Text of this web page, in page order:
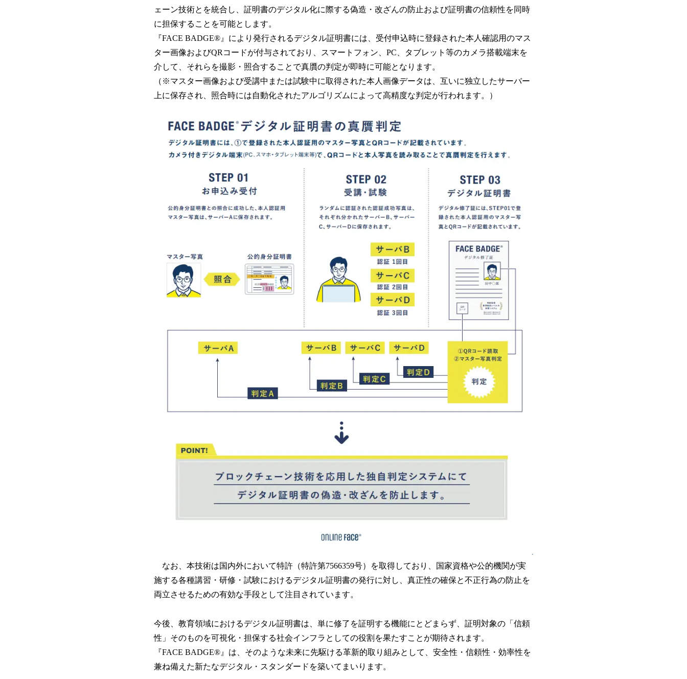
ェーン技術とを統合し、証明書のデジタル化に際する偽造・改ざんの防止および証明書の信頼性を同時
に担保することを可能とします。
『FACE BADGE®』により発行されるデジタル証明書には、受付申込時に登録された本人確認用のマス
ター画像およびQRコードが付与されており、スマートフォン、PC、タブレット等のカメラ搭載端末を
介して、それらを撮影・照合することで真贋の判定が即時に可能となります。
（※マスター画像および受講中または試験中に取得された本人画像データは、互いに独立したサーバー
上に保存され、照合時には自動化されたアルゴリズムによって高精度な判定が行われます。）
なお、本技術は国内外において特許（特許第7566359号）を取得しており、国家資格や公的機関が実
施する各種講習・研修・試験におけるデジタル証明書の発行に対し、真正性の確保と不正行為の防止を
両立させるための有効な手段として注目されています。
今後、教育領域におけるデジタル証明書は、単に修了を証明する機能にとどまらず、証明対象の「信頼
性」そのものを可視化・担保する社会インフラとしての役割を果たすことが期待されます。
『FACE BADGE®』は、そのような未来に先駆ける革新的取り組みとして、安全性・信頼性・効率性を
兼ね備えた新たなデジタル・スタンダードを築いてまいります。